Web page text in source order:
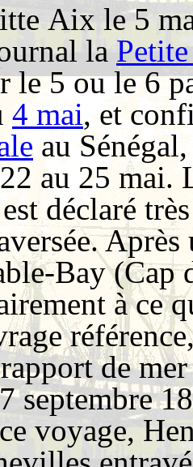
Aix le 5
la
le 5 ou le 6
4 mai, et
au
au 25 mai.
déclaré
Bay (Cap
à ce
de
septembre
voyage,